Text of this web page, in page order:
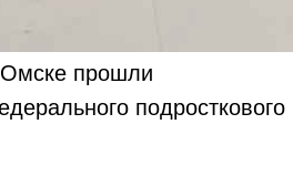
Омске прошли
подросткового